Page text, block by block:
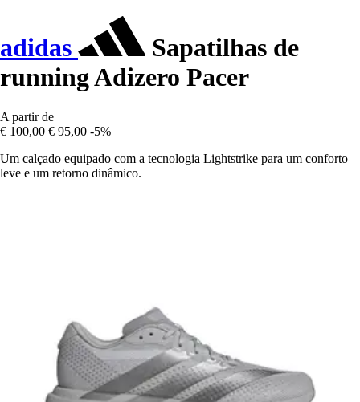
adidas
Sapatilhas de
running Adizero Pacer
A partir de
€ 100,00 € 95,00 -5%
Um calçado equipado com a tecnologia Lightstrike para um conforto
leve e um retorno dinâmico.